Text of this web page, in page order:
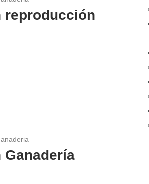
reproducción
Ganadería